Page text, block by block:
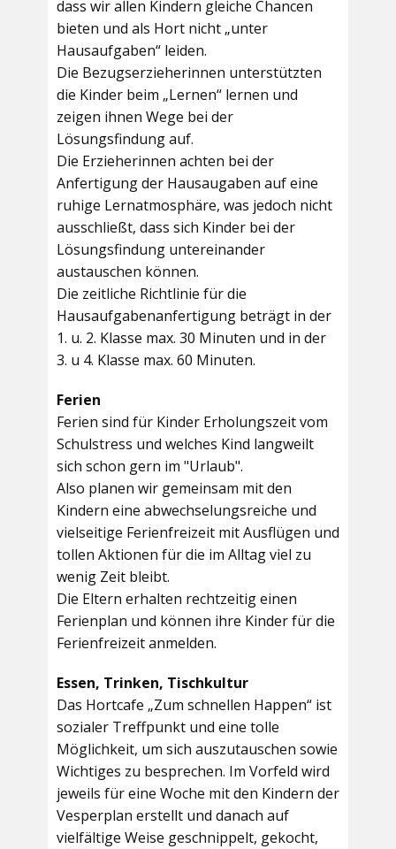
dass wir allen Kindern gleiche Chancen
bieten und als Hort nicht „unter
Hausaufgaben“ leiden.
Die Bezugserzieherinnen unterstützten
die Kinder beim „Lernen“ lernen und
zeigen ihnen Wege bei der
Lösungsfindung auf.
Die Erzieherinnen achten bei der
Anfertigung der Hausaugaben auf eine
ruhige Lernatmosphäre, was jedoch nicht
ausschließt, dass sich Kinder bei der
Lösungsfindung untereinander
austauschen können.
Die zeitliche Richtlinie für die
Hausaufgabenanfertigung beträgt in der
1. u. 2. Klasse max. 30 Minuten und in der
3. u 4. Klasse max. 60 Minuten.
Ferien
Ferien sind für Kinder Erholungszeit vom
Schulstress und welches Kind langweilt
sich schon gern im "Urlaub".
Also planen wir gemeinsam mit den
Kindern eine abwechselungsreiche und
vielseitige Ferienfreizeit mit Ausflügen und
tollen Aktionen für die im Alltag viel zu
wenig Zeit bleibt.
Die Eltern erhalten rechtzeitig einen
Ferienplan und können ihre Kinder für die
Ferienfreizeit anmelden.
Essen, Trinken, Tischkultur
Das Hortcafe „Zum schnellen Happen“ ist
sozialer Treffpunkt und eine tolle
Möglichkeit, um sich auszutauschen sowie
Wichtiges zu besprechen. Im Vorfeld wird
jeweils für eine Woche mit den Kindern der
Vesperplan erstellt und danach auf
vielfältige Weise geschnippelt, gekocht,